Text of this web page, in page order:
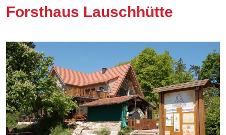
Forsthaus Lauschhütte